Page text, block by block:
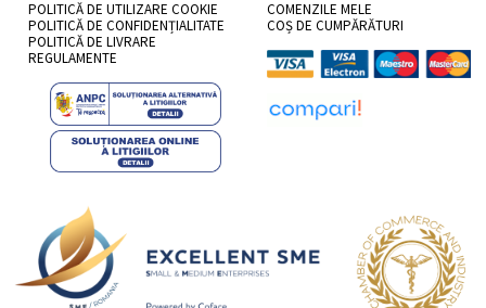
POLITICĂ DE UTILIZARE COOKIE
POLITICĂ DE CONFIDENȚIALITATE
POLITICĂ DE LIVRARE
REGULAMENTE
COMENZILE MELE
COȘ DE CUMPĂRĂTURI